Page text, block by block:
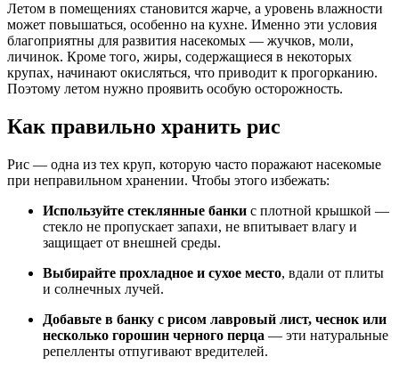
Летом в помещениях становится жарче, а уровень влажности
может повышаться, особенно на кухне. Именно эти условия
благоприятны для развития насекомых — жучков, моли,
личинок. Кроме того, жиры, содержащиеся в некоторых
крупах, начинают окисляться, что приводит к прогорканию.
Поэтому летом нужно проявить особую осторожность.
Как правильно хранить рис
Рис — одна из тех круп, которую часто поражают насекомые
при неправильном хранении. Чтобы этого избежать:
Используйте стеклянные банки с плотной крышкой —
стекло не пропускает запахи, не впитывает влагу и
защищает от внешней среды.
Выбирайте прохладное и сухое место, вдали от плиты
и солнечных лучей.
Добавьте в банку с рисом лавровый лист, чеснок или
несколько горошин черного перца — эти натуральные
репелленты отпугивают вредителей.